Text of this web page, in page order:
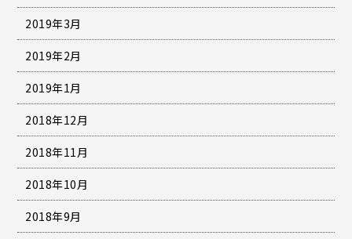
2019年3月
2019年2月
2019年1月
2018年12月
2018年11月
2018年10月
2018年9月